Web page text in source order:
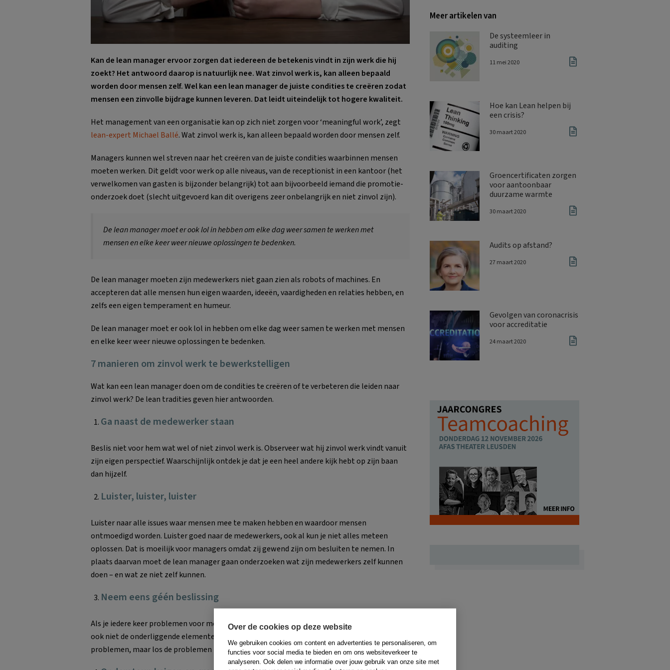
Kan de lean manager ervoor zorgen dat iedereen de betekenis vindt in zijn werk die hij
zoekt? Het antwoord daarop is natuurlijk nee. Wat zinvol werk is, kan alleen bepaald
worden door mensen zelf. Wel kan een lean manager de juiste condities te creëren zodat
mensen een zinvolle bijdrage kunnen leveren. Dat leidt uiteindelijk tot hogere kwaliteit.
Het management van een organisatie kan op zich niet zorgen voor ‘meaningful work’, zegt
lean-expert Michael Ballé. Wat zinvol werk is, kan alleen bepaald worden door mensen zelf.
Managers kunnen wel streven naar het creëren van de juiste condities waarbinnen mensen
moeten werken. Dit geldt voor werk op alle niveaus, van de receptionist in een kantoor (het
verwelkomen van gasten is bijzonder belangrijk) tot aan bijvoorbeeld iemand die promotie-
onderzoek doet (slecht uitgevoerd kan dit overigens zeer onbelangrijk en niet zinvol zijn).
De lean manager moet er ook lol in hebben om elke dag weer samen te werken met
mensen en elke keer weer nieuwe oplossingen te bedenken.
De lean manager moeten zijn medewerkers niet gaan zien als robots of machines. En
accepteren dat alle mensen hun eigen waarden, ideeën, vaardigheden en relaties hebben, en
zelfs een eigen temperament en humeur.
De lean manager moet er ook lol in hebben om elke dag weer samen te werken met mensen
en elke keer weer nieuwe oplossingen te bedenken.
7 manieren om zinvol werk te bewerkstelligen
Wat kan een lean manager doen om de condities te creëren of te verbeteren die leiden naar
zinvol werk? De lean tradities geven hier antwoorden.
Ga naast de medewerker staan
Beslis niet voor hem wat wel of niet zinvol werk is. Observeer wat hij zinvol werk vindt vanuit
zijn eigen perspectief. Waarschijnlijk ontdek je dat je een heel andere kijk hebt op zijn baan
dan hijzelf.
Luister, luister, luister
Luister naar alle issues waar mensen mee te maken hebben en waardoor mensen
ontmoedigd worden. Luister goed naar de medewerkers, ook al kun je niet alles meteen
oplossen. Dat is moeilijk voor managers omdat zij gewend zijn om besluiten te nemen. In
plaats daarvan moet de lean manager gaan onderzoeken wat zijn medewerkers zelf kunnen
doen – en wat ze niet zelf kunnen.
Neem eens géén beslissing
Als je iedere keer problemen voor mensen oplost, dan leren ze daar zelf niets van. Ze zien dan
ook niet de onderliggende elementen van hun baan en de bedoeling ervan. Luister naar de
problemen, maar los de problemen niet allemaal meteen zelf op.
Meer artikelen van
De systeemleer in
auditing
11 mei 2020
Hoe kan Lean helpen bij
een crisis?
30 maart 2020
Groencertificaten zorgen
voor aantoonbaar
duurzame warmte
30 maart 2020
Audits op afstand?
27 maart 2020
Gevolgen van coronacrisis
voor accreditatie
24 maart 2020
Over de cookies op deze website
We gebruiken cookies om content en advertenties te personaliseren, om
functies voor social media te bieden en om ons websiteverkeer te
analyseren. Ook delen we informatie over jouw gebruik van onze site met